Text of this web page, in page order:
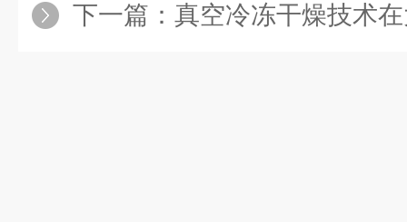
下一篇： 真空冷冻干燥技术